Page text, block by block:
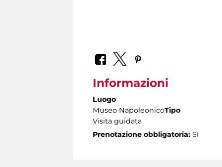
Informazioni
Luogo
Museo NapoleonicoTipo
Visita guidata
Prenotazione obbligatoria: Sì